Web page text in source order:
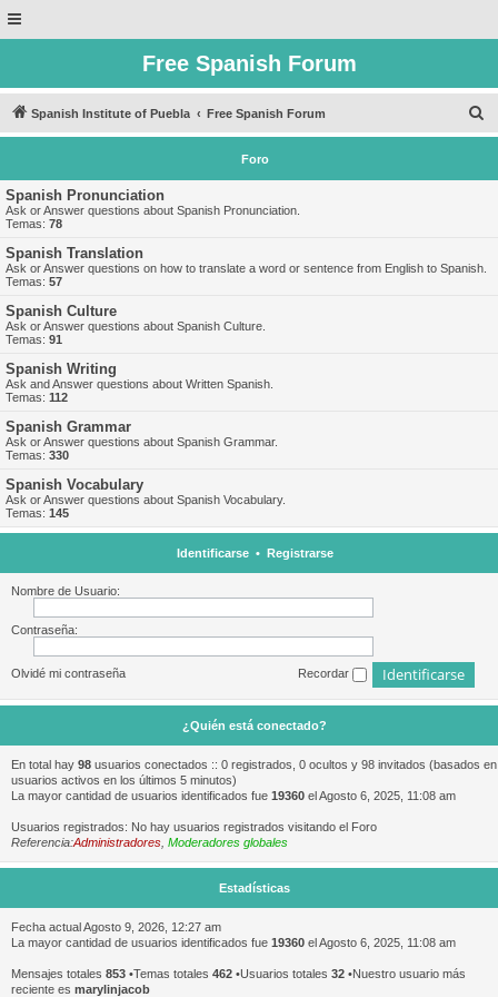
Free Spanish Forum
Spanish Institute of Puebla Free Spanish Forum
u
Foro
Spanish Pronunciation
Ask or Answer questions about Spanish Pronunciation.
Temas: 78
Spanish Translation
Ask or Answer questions on how to translate a word or sentence from English to Spanish.
Temas: 57
Spanish Culture
Ask or Answer questions about Spanish Culture.
Temas: 91
Spanish Writing
Ask and Answer questions about Written Spanish.
Temas: 112
Spanish Grammar
Ask or Answer questions about Spanish Grammar.
Temas: 330
Spanish Vocabulary
Ask or Answer questions about Spanish Vocabulary.
Temas: 145
Identificarse• Registrarse
Nombre de Usuario:
Contraseña:
Olvidé mi contraseña Recordar
¿Quién está conectado?
En total hay 98 usuarios conectados :: 0 registrados, 0 ocultos y 98 invitados (basados en
usuarios activos en los últimos 5 minutos)
La mayor cantidad de usuarios identificados fue 19360 el Agosto 6, 2025, 11:08 am
Usuarios registrados: No hay usuarios registrados visitando el Foro
Referencia:Administradores Moderadores globales
Estadísticas
Fecha actual Agosto 9, 2026, 12:27 am
La mayor cantidad de usuarios identificados fue 19360 el Agosto 6, 2025, 11:08 am
Mensajes totales 853 •Temas totales 462 •Usuarios totales 32 •Nuestro usuario más
reciente es marylinjacob